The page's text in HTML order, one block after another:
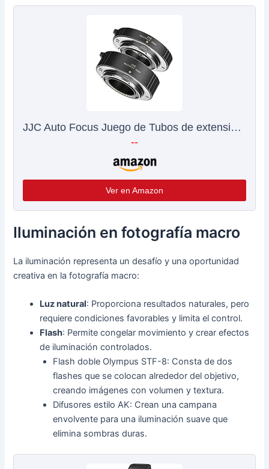
JJC Auto Focus Juego de Tubos de extensión 10/16MM para Olympus OM-1 E-M5 III E-M1X E-M10 III E-PL9 E-PL8 E-PL7 Panasonic G95 G90 G9 GH5 GX9 GX85 DSLR Camera cámaras réflex Digitales
--
Ver en Amazon
Iluminación en fotografía macro
La iluminación representa un desafío y una oportunidad
creativa en la fotografía macro:
Luz natural: Proporciona resultados naturales, pero
requiere condiciones favorables y limita el control.
Flash: Permite congelar movimiento y crear efectos
de iluminación controlados.
Flash doble Olympus STF-8: Consta de dos
flashes que se colocan alrededor del objetivo,
creando imágenes con volumen y textura.
Difusores estilo AK: Crean una campana
envolvente para una iluminación suave que
elimina sombras duras.